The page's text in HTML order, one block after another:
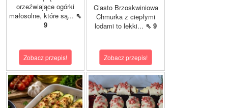
orzeźwiające ogórki
małosolne, które są... ⇖
9
Zobacz przepis!
Ciasto Brzoskwiniowa
Chmurka z ciepłymi
lodami to lekki... ⇖ 9
Zobacz przepis!